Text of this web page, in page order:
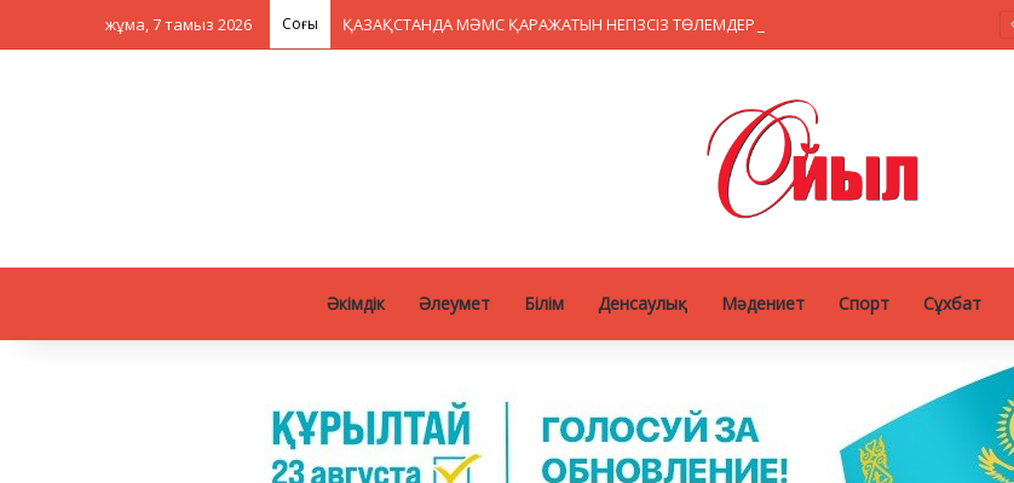
жұма, 7 тамыз 2026 Соңғы
Әкімдік Әлеумет Білім Денсаулық Мәдениет Спорт Сұхбат